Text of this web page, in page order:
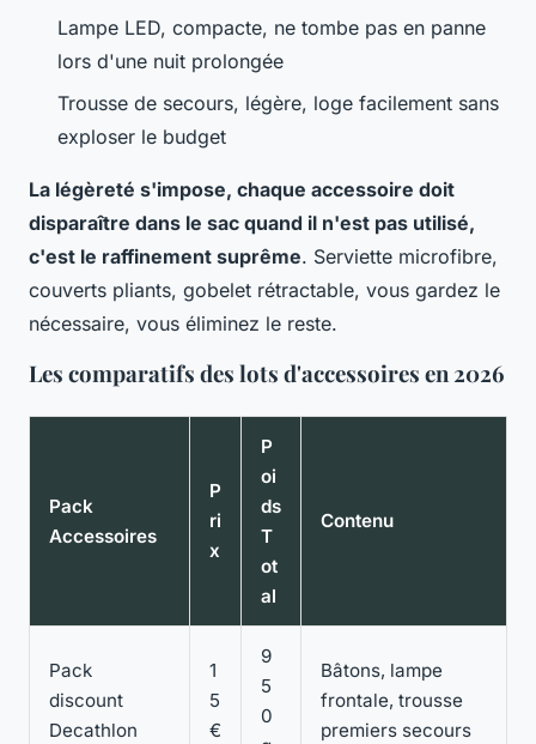
Lampe LED, compacte, ne tombe pas en panne
lors d'une nuit prolongée
Trousse de secours, légère, loge facilement sans
exploser le budget
La légèreté s'impose, chaque accessoire doit
disparaître dans le sac quand il n'est pas utilisé,
c'est le raffinement suprême. Serviette microfibre,
couverts pliants, gobelet rétractable, vous gardez le
nécessaire, vous éliminez le reste.
Les comparatifs des lots d'accessoires en 2026
Pack
Accessoires
P
ri
x
P
oi
ds
T
ot
al
Contenu
Pack
discount
Decathlon
1
5
€
9
5
0
Bâtons, lampe
frontale, trousse
premiers secours